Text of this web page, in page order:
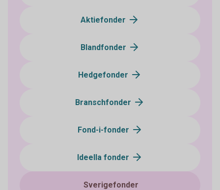
Aktiefonder
Blandfonder
Hedgefonder
Branschfonder
Fond-i-fonder
Ideella fonder
Sverigefonder